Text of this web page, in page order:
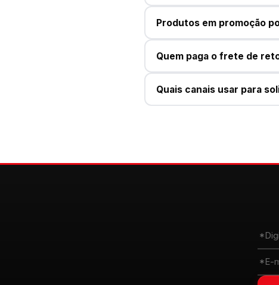
Produtos em promoção
Quem paga o frete de
Quais canais usar para